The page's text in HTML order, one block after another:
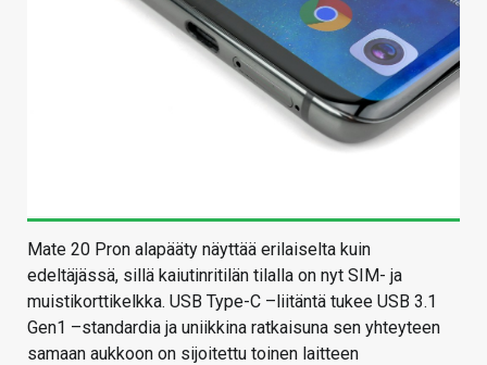
Mate 20 Pron alapääty näyttää erilaiselta kuin
edeltäjässä, sillä kaiutinritilän tilalla on nyt SIM- ja
muistikorttikelkka. USB Type-C –liitäntä tukee USB 3.1
Gen1 –standardia ja uniikkina ratkaisuna sen yhteyteen
samaan aukkoon on sijoitettu toinen laitteen